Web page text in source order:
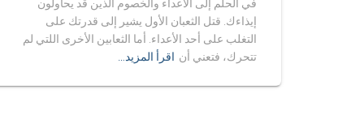
في الحلم إلى الأعداء والخصوم الذين قد يحاولون
إيذاءك. قتل الثعبان الأول يشير إلى قدرتك على
التغلب على أحد الأعداء. أما الثعابين الأخرى اللتي لم
تتحرك، فتعني أن اقرأ المزيد…